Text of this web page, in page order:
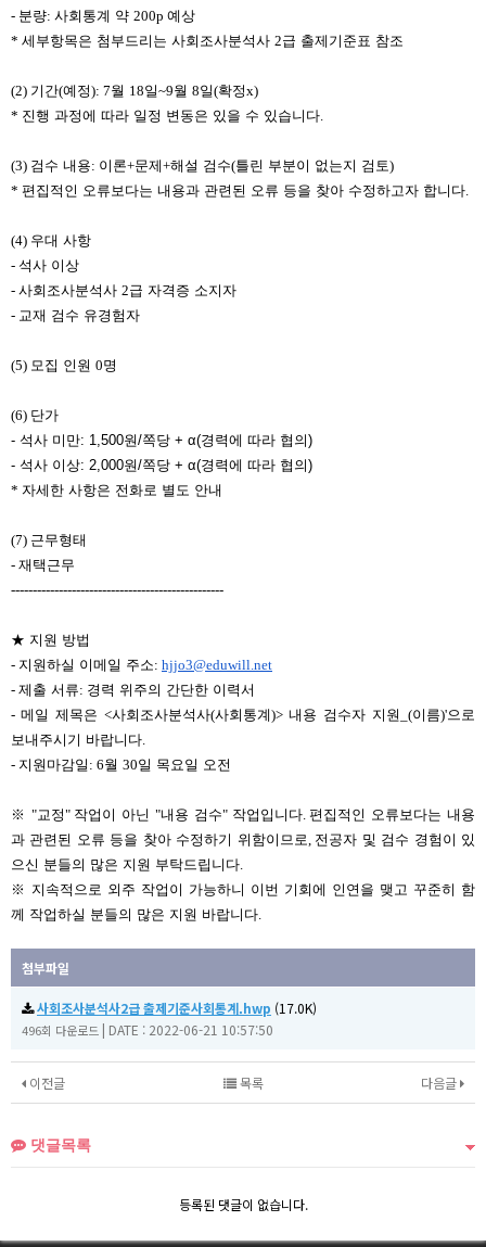
- 분량: 사회통계 약 200p 예상
* 세부항목은 첨부드리는 사회조사분석사 2급 출제기준표 참조
(2) 기간(예정): 7월 18일~9월 8일(확정x)
* 진행 과정에 따라 일정 변동은 있을 수 있습니다.
(3) 검수 내용: 이론+문제+해설 검수(틀린 부분이 없는지 검토)
* 편집적인 오류보다는 내용과 관련된 오류 등을 찾아 수정하고자 합니다.
(4) 우대 사항
- 석사 이상
- 사회조사분석사 2급 자격증 소지자
- 교재 검수 유경험자
(5) 모집 인원 0명
(6) 단가
- 석사 미만: 1,500원/쪽당 + α(경력에 따라 협의)
- 석사 이상: 2,000원/쪽당 + α(경력에 따라 협의)
* 자세한 사항은 전화로 별도 안내
(7) 근무형태
- 재택근무
-------------------------------------------------
★ 지원 방법
- 지원하실 이메일 주소: hjjo3@eduwill.net
- 제출 서류: 경력 위주의 간단한 이력서
- 메일 제목은 <사회조사분석사(사회통계)> 내용 검수자 지원 _(이름)'으로
보내주시기 바랍니다.
- 지원마감일 : 6월 30일 목요일 오전
※ "교정" 작업이 아닌"내용 검수" 작업입니다. 편집적인 오류보다는 내용
과 관련된 오류 등을 찾아 수정하기 위함이므로, 전공자 및 검수 경험이 있
으신 분들의 많은 지원 부탁드립니다.
※ 지속적으로 외주 작업이 가능하니 이번 기회에 인연을 맺고 꾸준히 함
께 작업하실 분들의 많은 지원 바랍니다.
첨부파일
사회조사분석사2급 출제기준사회통계.hwp (17.0K)
496회 다운로드 | DATE : 2022-06-21 10:57:50
이전글 다음글
목록
댓글목록
등록된 댓글이 없습니다.